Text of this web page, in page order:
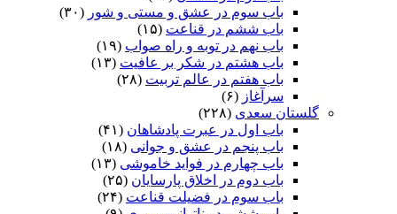
باب سوم در عشق و مستی و شور (۳۰)
باب ششم در قناعت (۱۵)
باب نهم در توبه و راه صواب (۱۹)
باب هشتم در شکر بر عافیت (۱۳)
باب هفتم در عالم تربیت (۲۸)
سرآغاز (۶)
گلستان سعدی (۲۲۸)
باب اول در عبرت پادشاهان (۴۱)
باب پنجم در عشق و جوانى (۱۸)
باب چهارم در فواید خاموشى (۱۳)
باب دوم در اخلاق پارسایان (۲۵)
باب سوم در فضیلت قناعت (۲۴)